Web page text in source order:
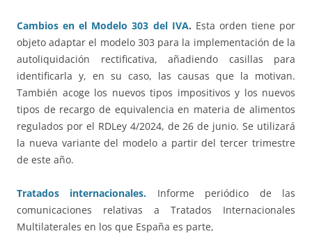
Cambios en el Modelo 303 del IVA. Esta orden tiene por
objeto adaptar el modelo 303 para la implementación de la
autoliquidación rectificativa, añadiendo casillas para
identificarla y, en su caso, las causas que la motivan.
También acoge los nuevos tipos impositivos y los nuevos
tipos de recargo de equivalencia en materia de alimentos
regulados por el RDLey 4/2024, de 26 de junio. Se utilizará
la nueva variante del modelo a partir del tercer trimestre
de este año.
Tratados internacionales. Informe periódico de las
comunicaciones relativas a Tratados Internacionales
Multilaterales en los que España es parte,